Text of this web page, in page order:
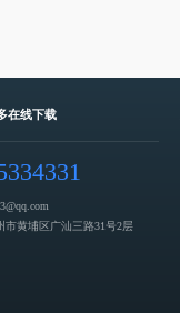
在线下载
市黄埔区广汕三路31号2层